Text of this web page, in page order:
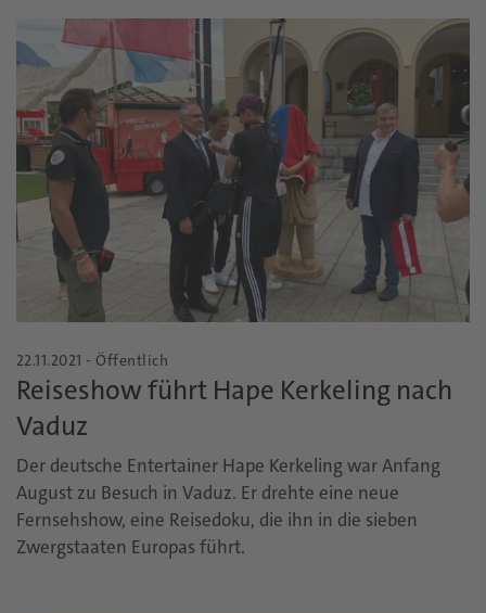
22.11.2021 - Öffentlich
Reiseshow führt Hape Kerkeling nach
Vaduz
Der deutsche Entertainer Hape Kerkeling war Anfang
August zu Besuch in Vaduz. Er drehte eine neue
Fernsehshow, eine Reisedoku, die ihn in die sieben
Zwergstaaten Europas führt.